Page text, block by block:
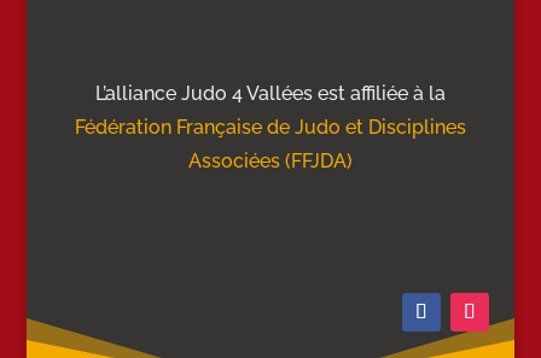
L’alliance Judo 4 Vallées est affiliée à la
Fédération Française de Judo et Disciplines
Associées (FFJDA)